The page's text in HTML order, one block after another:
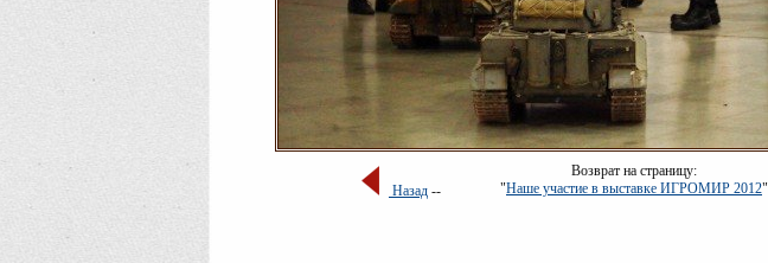
Назад --
Возврат на страницу:
"Наше участие в выставке ИГРОМИР 2012"